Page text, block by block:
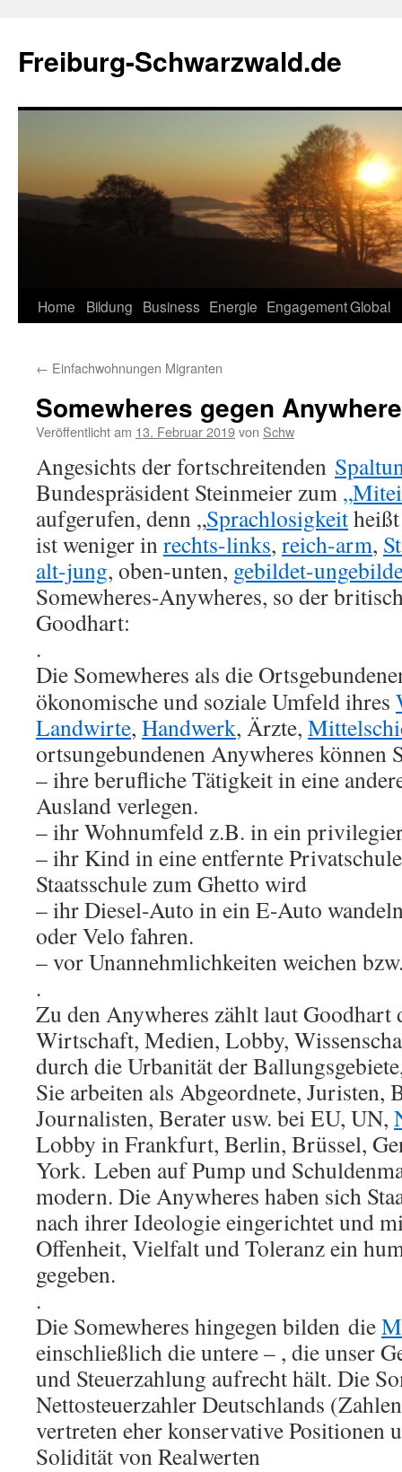
springen
Freiburg-Schwarzwald.de
Home Bildung Business Energie EngagementGlobal
← Einfachwohnungen Migranten
Somewheres gegen
Veröffentlicht am 13. Februar 2019von Schw
Angesichts der fortschreitenden
Bundespräsident Steinmeier zum
aufgerufen, denn „Sprachlosigkeit
ist weniger inrechts-links, reich-arm,
alt-jung, oben-unten, gebildet-
Somewheres-Anywheres, so der
Goodhart:
.
Die Somewheres als die
ökonomische und soziale Umfeld ihres
Landwirte, Handwerk, Ärzte,
ortsungebundenen Anywheres können
– ihre berufliche Tätigkeit in eine
Ausland verlegen.
– ihr Wohnumfeld z.B. in ein
– ihr Kind in eine entfernte
Staatsschule zum Ghetto wird
– ihr Diesel-Auto in ein E-Auto
oder Velo fahren.
– vor Unannehmlichkeiten weichen
.
Zu den Anywheres zählt laut
Wirtschaft, Medien, Lobby,
durch die Urbanität der
Sie arbeiten als Abgeordnete, Juristen,
Journalisten, Berater usw. bei EU, UN,
Lobby in Frankfurt, Berlin, Brüssel,
York. Leben auf Pump und
modern. Die Anywheres haben sich
nach ihrer Ideologie eingerichtet und
Offenheit, Vielfalt und Toleranz ein
gegeben.
.
Die Somewheres hingegen bilden die
einschließlich die untere – , die unser
und Steuerzahlung aufrecht hält. Die
Nettosteuerzahler Deutschlands
vertreten eher konservative Positionen
Solidität von Realwerten